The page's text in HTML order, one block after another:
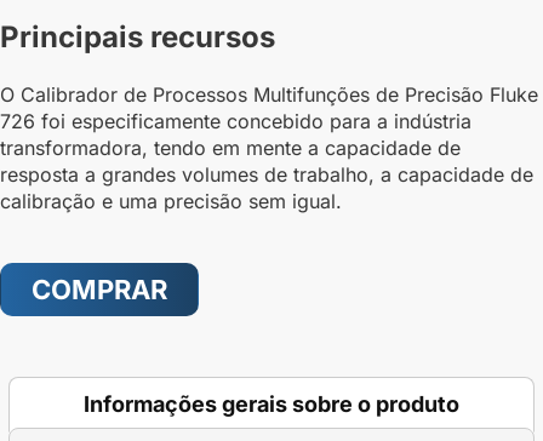
Principais recursos
O Calibrador de Processos Multifunções de Precisão Fluke
726 foi especificamente concebido para a indústria
transformadora, tendo em mente a capacidade de
resposta a grandes volumes de trabalho, a capacidade de
calibração e uma precisão sem igual.
COMPRAR
Informações gerais sobre o produto